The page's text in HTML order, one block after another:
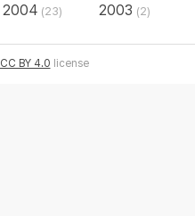
2004 (23) 2003 (2)
CC BY 4.0 license